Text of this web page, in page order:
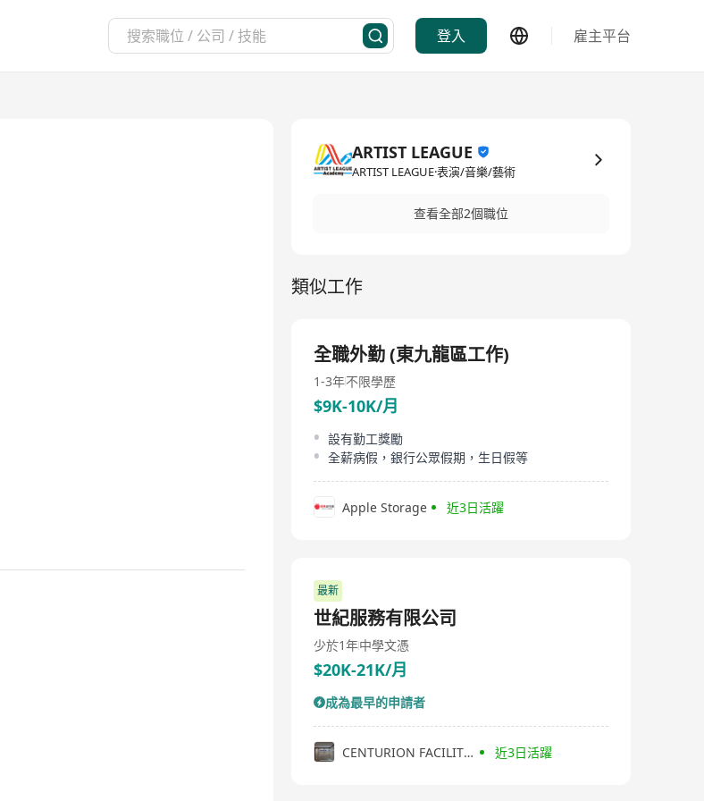
登入 雇主平台
ARTIST LEAGUE
ARTIST LEAGUE·表演/音樂/藝術
查看全部2個職位
類似工作
全職外勤 (東九龍區工作)
1-3年不限學歷
$9K-10K/月
設有勤工獎勵
全薪病假，銀行公眾假期，生日假等
Apple Storage 近3日活躍
最新
世紀服務有限公司
少於1年中學文憑
$20K-21K/月
成為最早的申請者
CENTURION FACILITY COMPANY LIMITED 近3日活躍